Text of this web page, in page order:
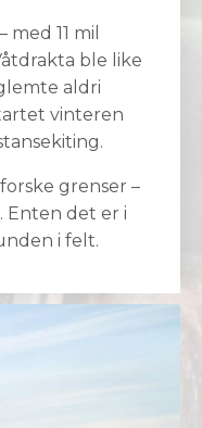
11 mil
ble like
aldri
vinteren
grenser –
Enten det er i
i felt.